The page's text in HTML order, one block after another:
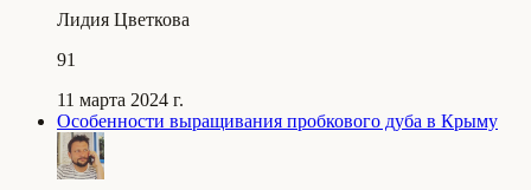
Лидия Цветкова
91
11 марта 2024 г.
Особенности выращивания пробкового дуба в Крыму